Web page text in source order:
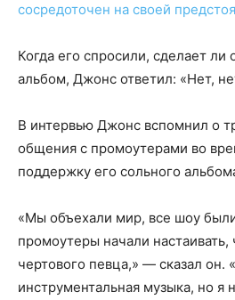
сосредоточен на своей
Когда его спросили, сделает
альбом, Джонс ответил: «Нет,
В интервью Джонс вспомнил о
общения с промоутерами во
поддержку его сольного
«Мы объехали мир, все шоу
промоутеры начали
чертового певца,» — сказал он.
инструментальная музыка, но